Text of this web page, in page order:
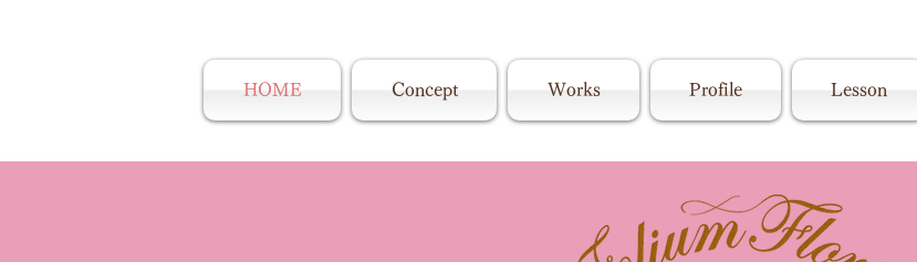
HOME Concept Works Profile Lesson